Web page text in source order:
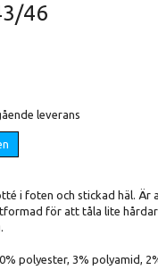
46
leverans
i foten och stickad häl. Är
för att tåla lite
polyester, 3% polyamid,